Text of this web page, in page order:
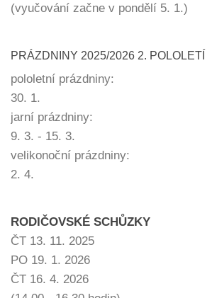
(vyučování začne v pondělí 5. 1.)
PRÁZDNINY 2025/2026 2. POLOLETÍ
pololetní prázdniny:
30. 1.
jarní prázdniny:
9. 3. - 15. 3.
velikonoční prázdniny:
2. 4.
RODIČOVSKÉ SCHŮZKY
ČT 13. 11. 2025
PO 19. 1. 2026
ČT 16. 4. 2026